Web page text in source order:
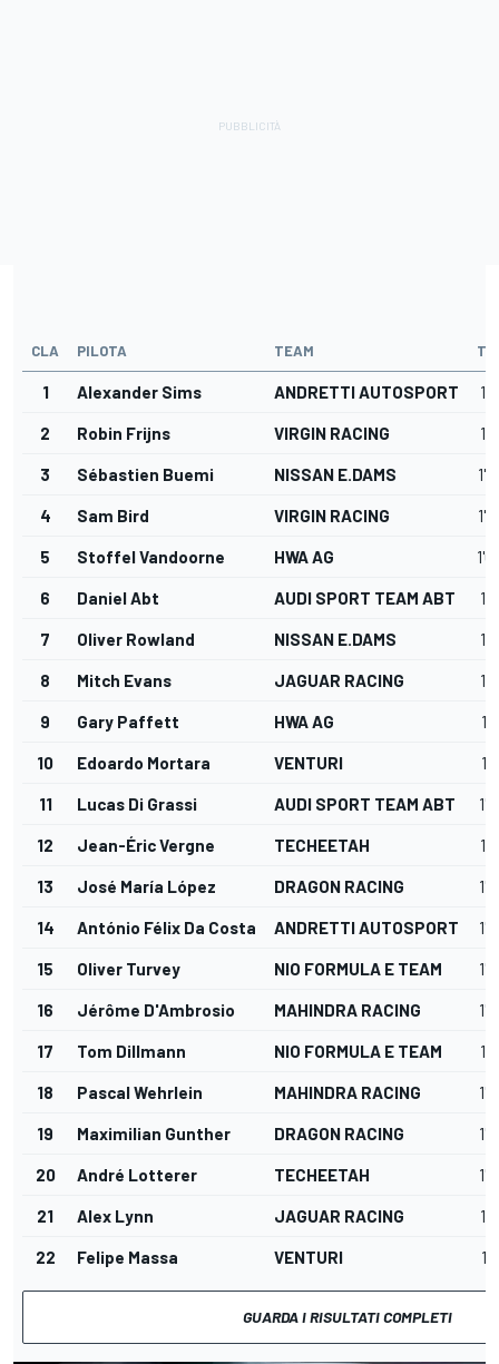
CLA PILOTA TEAM
1 Alexander Sims ANDRETTI AUTOSPORT
2 Robin Frijns VIRGIN RACING
3 Sébastien Buemi NISSAN E.DAMS
4 Sam Bird VIRGIN RACING
5 Stoffel Vandoorne HWA AG
6 Daniel Abt AUDI SPORT TEAM ABT
7 Oliver Rowland NISSAN E.DAMS
8 Mitch Evans JAGUAR RACING
9 Gary Paffett HWA AG
10 Edoardo Mortara VENTURI
11 Lucas Di Grassi AUDI SPORT TEAM ABT
12 Jean-Éric Vergne TECHEETAH
13 José María López DRAGON RACING
14 António Félix Da Costa ANDRETTI AUTOSPORT
15 Oliver Turvey NIO FORMULA E TEAM
16 Jérôme D'Ambrosio MAHINDRA RACING
17 Tom Dillmann NIO FORMULA E TEAM
18 Pascal Wehrlein MAHINDRA RACING
19 Maximilian Gunther DRAGON RACING
20 André Lotterer TECHEETAH
21 Alex Lynn JAGUAR RACING
22 Felipe Massa VENTURI
GUARDA I RISULTATI COMPLETI